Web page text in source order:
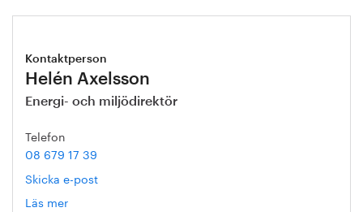
Kontaktperson
Helén Axelsson
Energi- och miljödirektör
Telefon
08 679 17 39
Skicka e-post
Läs mer